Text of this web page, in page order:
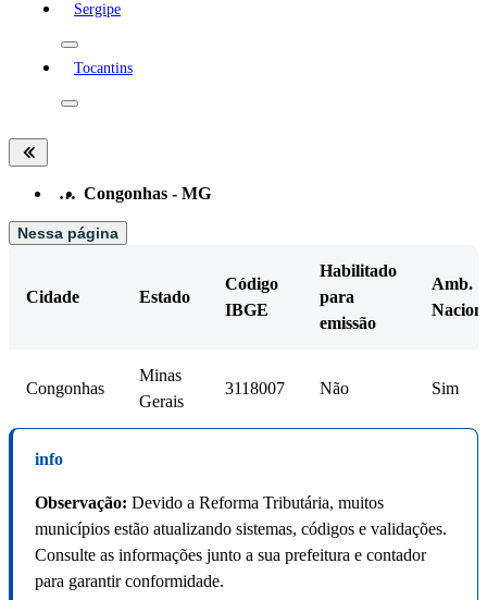
Sergipe
Tocantins
… Congonhas - MG
Nessa página
Cidade Estado
Código
IBGE
Habilitado
para
emissão
Amb.
Congonhas
Minas
Gerais
3118007 Não Sim
info
Observação: Devido a Reforma Tributária, muitos
municípios estão atualizando sistemas, códigos e validações.
Consulte as informações junto a sua prefeitura e contador
para garantir conformidade.